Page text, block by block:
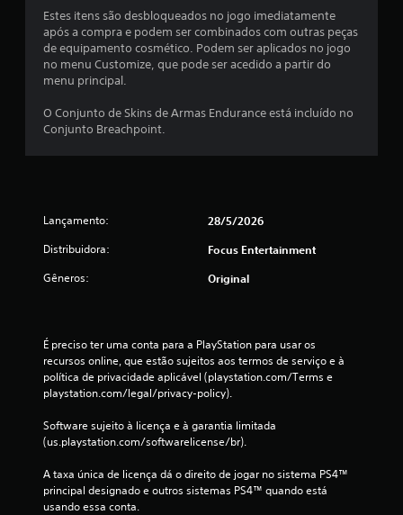
1
c
a
s
a
ç
s
Estes itens são desbloqueados no jogo imediatamente
após a compra e podem ser combinados com outras peças
de equipamento cosmético. Podem ser aplicados no jogo
no menu Customize, que pode ser acedido a partir do
menu principal.
O Conjunto de Skins de Armas Endurance está incluído no
Conjunto Breachpoint.
Lançamento: 28/5/2026
Distribuidora: Focus Entertainment
Gêneros: Original
É preciso ter uma conta para a PlayStation para usar os
recursos online, que estão sujeitos aos termos de serviço e à
política de privacidade aplicável (playstation.com/Terms e
playstation.com/legal/privacy-policy).
Software sujeito à licença e à garantia limitada
(us.playstation.com/softwarelicense/br).
A taxa única de licença dá o direito de jogar no sistema PS4™
principal designado e outros sistemas PS4™ quando está
usando essa conta.